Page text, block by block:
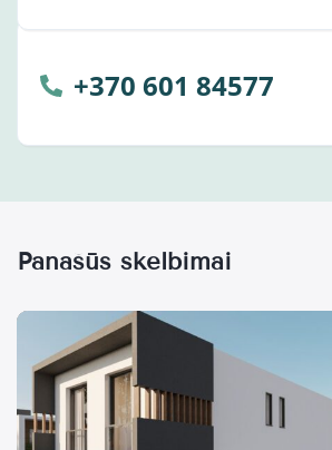
+370 601 84577
Panašūs skelbimai